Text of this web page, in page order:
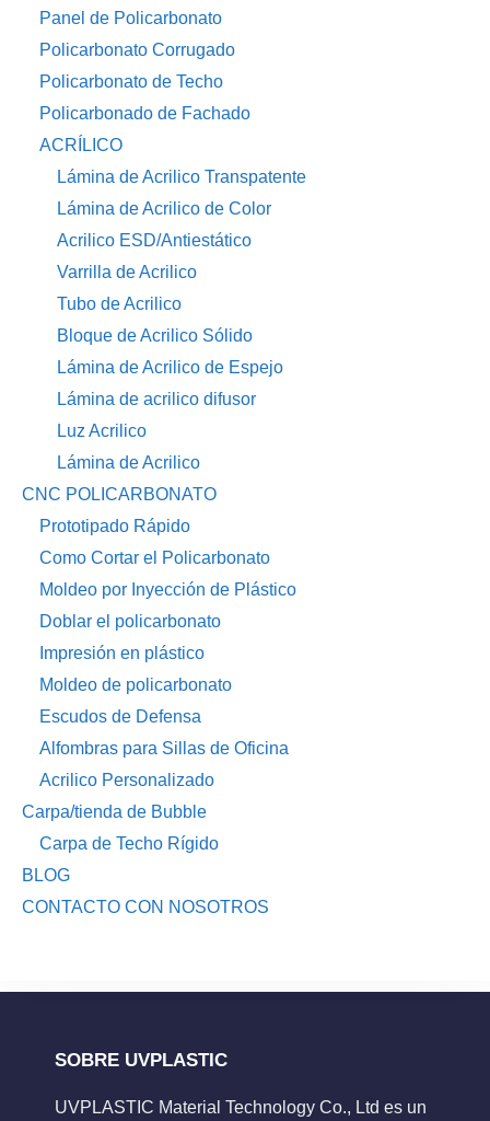
Panel de Policarbonato
Policarbonato Corrugado
Policarbonato de Techo
Policarbonado de Fachado
ACRÍLICO
Lámina de Acrilico Transpatente
Lámina de Acrilico de Color
Acrilico ESD/Antiestático
Varrilla de Acrilico
Tubo de Acrilico
Bloque de Acrilico Sólido
Lámina de Acrilico de Espejo
Lámina de acrilico difusor
Luz Acrilico
Lámina de Acrilico
CNC POLICARBONATO
Prototipado Rápido
Como Cortar el Policarbonato
Moldeo por Inyección de Plástico
Doblar el policarbonato
Impresión en plástico
Moldeo de policarbonato
Escudos de Defensa
Alfombras para Sillas de Oficina
Acrilico Personalizado
Carpa/tienda de Bubble
Carpa de Techo Rígido
BLOG
CONTACTO CON NOSOTROS
SOBRE UVPLASTIC
UVPLASTIC Material Technology Co., Ltd es un